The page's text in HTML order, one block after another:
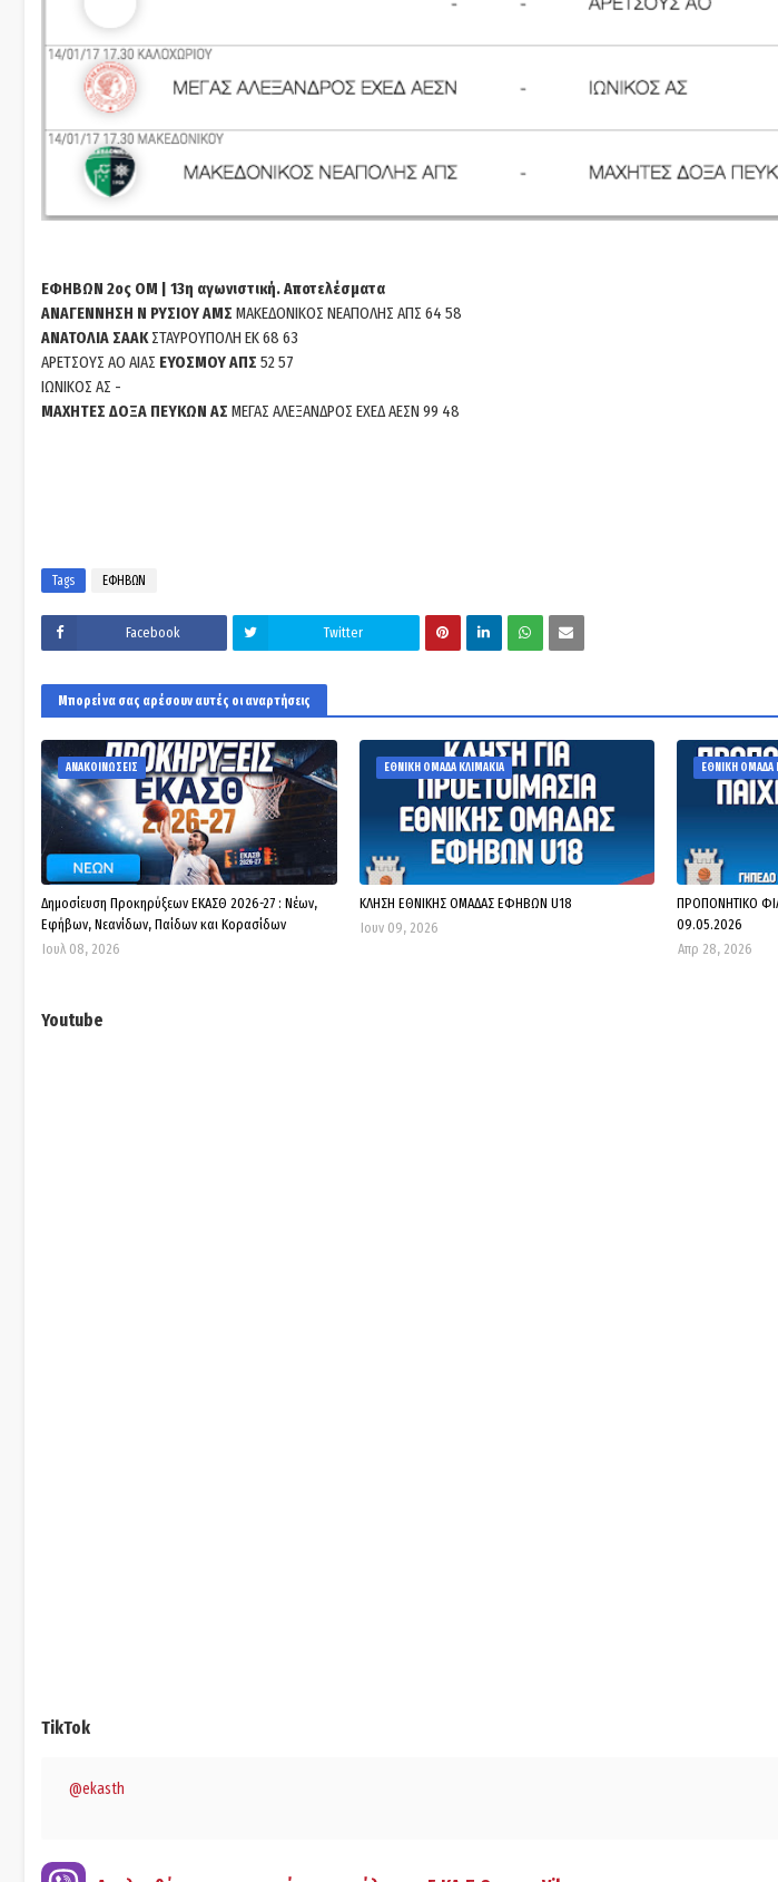
ΕΦΗΒΩΝ 2ος ΟΜ | 13η αγωνιστική. Αποτελέσματα
ΑΝΑΓΕΝΝΗΣΗ Ν ΡΥΣΙΟΥ ΑΜΣ ΜΑΚΕΔΟΝΙΚΟΣ ΝΕΑΠΟΛΗΣ ΑΠΣ 64 58
ΑΝΑΤΟΛΙΑ ΣΑΑΚΣΤΑΥΡΟΥΠΟΛΗ ΕΚ 68 63
ΑΡΕΤΣΟΥΣ AO ΑΙΑΣ ΕΥΟΣΜΟΥ ΑΠΣ 52 57
ΙΩΝΙΚΟΣ ΑΣ -
ΜΑΧΗΤΕΣ ΔΟΞΑ ΠΕΥΚΩΝ ΑΣ ΜΕΓΑΣ ΑΛΕΞΑΝΔΡΟΣ ΕΧΕΔ ΑΕΣΝ 99 48
Tags ΕΦΗΒΩΝ
Facebook Twitter
Μπορεί να σας αρέσουν αυτές οι αναρτήσεις
ΑΝΑΚΟΙΝΩΣΕΙΣ
Δημοσίευση Προκηρύξεων ΕΚΑΣΘ 2026-27 : Νέων,
Εφήβων, Νεανίδων, Παίδων και Κορασίδων
Ιουλ 08, 2026
ΕΘΝΙΚΗ ΟΜΑΔΑ ΚΛΙΜΑΚΙΑ
ΚΛΗΣΗ ΕΘΝΙΚΗΣ ΟΜΑΔΑΣ ΕΦΗΒΩΝ U18
Ιουν 09, 2026
ΕΘΝΙΚΗ ΟΜΑΔΑ
ΠΡΟΠΟΝΗΤΙΚΟ
09.05.2026
Απρ 28, 2026
Youtube
TikTok
@ekasth